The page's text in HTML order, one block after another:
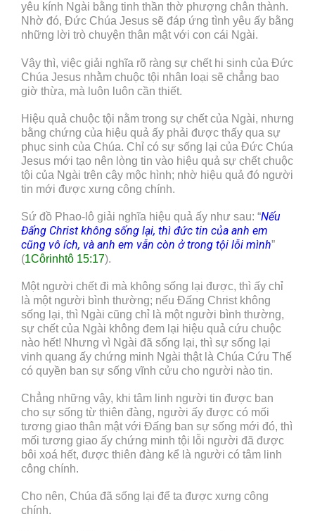
yêu kính Ngài bằng tinh thần thờ phượng chân thành.
Nhờ đó, Đức Chúa Jesus sẽ đáp ứng tình yêu ấy bằng
những lời trò chuyện thân mật với con cái Ngài.
Vậy thì, việc giải nghĩa rõ ràng sự chết hi sinh của Đức
Chúa Jesus nhằm chuộc tội nhân loại sẽ chẳng bao
giờ thừa, mà luôn luôn cần thiết.
Hiệu quả chuộc tội nằm trong sự chết của Ngài, nhưng
bằng chứng của hiệu quả ấy phải được thấy qua sự
phục sinh của Chúa. Chỉ có sự sống lại của Đức Chúa
Jesus mới tạo nên lòng tin vào hiệu quả sự chết chuộc
tội của Ngài trên cây mộc hình; nhờ hiệu quả đó người
tin mới được xưng công chính.
Sứ đồ Phao-lô giải nghĩa hiệu quả ấy như sau: “Nếu
Đấng Christ không sống lại, thì đức tin của anh em
cũng vô ích, và anh em vẫn còn ở trong tội lỗi mình”
(1Côrinhtô 15:17).
Một người chết đi mà không sống lại được, thì ấy chỉ
là một người bình thường; nếu Đấng Christ không
sống lại, thì Ngài cũng chỉ là một người bình thường,
sự chết của Ngài không đem lại hiệu quả cứu chuộc
nào hết! Nhưng vì Ngài đã sống lại, thì sự sống lại
vinh quang ấy chứng minh Ngài thật là Chúa Cứu Thế
có quyền ban sự sống vĩnh cửu cho người nào tin.
Chẳng những vậy, khi tâm linh người tin được ban
cho sự sống từ thiên đàng, người ấy được có mối
tương giao thân mật với Đấng ban sự sống mới đó, thì
mối tương giao ấy chứng minh tội lỗi người đã được
bôi xoá hết, được thiên đàng kể là người có tâm linh
công chính.
Cho nên, Chúa đã sống lại để ta được xưng công
chính.